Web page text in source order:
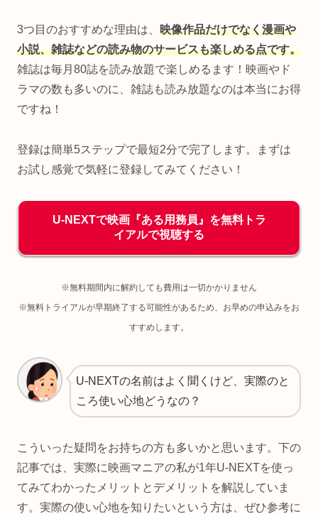
3つ目のおすすめな理由は、 映像作品だけでなく漫画や
小説、雑誌などの読み物のサービスも楽しめる点です。
雑誌は毎月80誌を読み放題で楽しめるます！映画やド
ラマの数も多いのに、雑誌も読み放題なのは本当にお得
ですね！
登録は簡単5ステップで最短2分で完了します。まずは
お試し感覚で気軽に登録してみてください！
U-NEXTで映画『ある用務員』を無料トラ
イアルで視聴する
※無料期間内に解約しても費用は一切かかりません
※無料トライアルが早期終了する可能性があるため、お早めの申込みをお
すすめします。
U-NEXTの名前はよく聞くけど、実際のと
ころ使い心地どうなの？
こういった疑問をお持ちの方も多いかと思います。下の
記事では、実際に映画マニアの私が1年U-NEXTを使っ
てみてわかったメリットとデメリットを解説していま
す。実際の使い心地を知りたいという方は、ぜひ参考に